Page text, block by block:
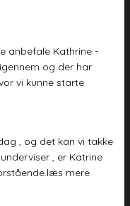
anbefale Kathrine -
og der har
vi kunne starte
, og det kan vi takke
, er Katrine
læs mere